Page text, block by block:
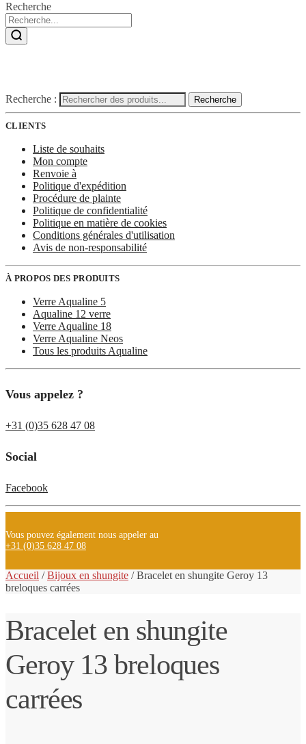
Recherche
Recherche : Recherche
CLIENTS
Liste de souhaits
Mon compte
Renvoie à
Politique d'expédition
Procédure de plainte
Politique de confidentialité
Politique en matière de cookies
Conditions générales d'utilisation
Avis de non-responsabilité
À PROPOS DES PRODUITS
Verre Aqualine 5
Aqualine 12 verre
Verre Aqualine 18
Verre Aqualine Neos
Tous les produits Aqualine
Vous appelez ?
+31 (0)35 628 47 08
Social
Facebook
Vous pouvez également nous appeler au
+31 (0)35 628 47 08
Accueil /Bijoux en shungite /Bracelet en shungite Geroy 13
breloques carrées
Bracelet en shungite
Geroy 13 breloques
carrées